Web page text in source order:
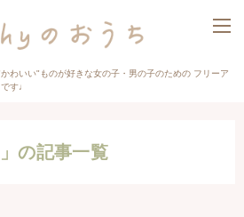
わいい"ものが好きな女の子・男の子のための フリーア
す♩
の記事一覧